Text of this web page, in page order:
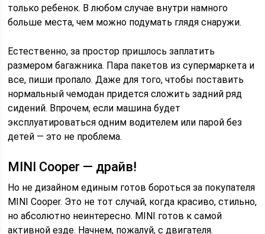
только ребенок. В любом случае внутри намного
больше места, чем можно подумать глядя снаружи.
Естественно, за простор пришлось заплатить
размером багажника. Пара пакетов из супермаркета и
все, пиши пропало. Даже для того, чтобы поставить
нормальный чемодан придется сложить задний ряд
сидений. Впрочем, если машина будет
эксплуатироваться одним водителем или парой без
детей — это не проблема.
MINI Cooper — драйв!
Но не дизайном единым готов бороться за покупателя
MINI Cooper. Это не тот случай, когда красиво, стильно,
но абсолютно неинтересно. MINI готов к самой
активной езде. Начнем, пожалуй, с двигателя.